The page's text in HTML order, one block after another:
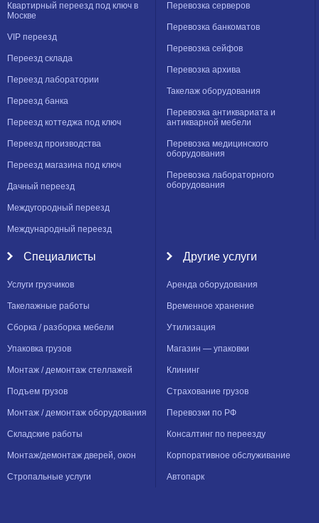
Квартирный переезд под ключ в
Москве
VIP переезд
Переезд склада
Переезд лаборатории
Переезд банка
Переезд коттеджа под ключ
Переезд производства
Переезд магазина под ключ
Дачный переезд
Междугородный переезд
Международный переезд
Перевозка серверов
Перевозка банкоматов
Перевозка сейфов
Перевозка архива
Такелаж оборудования
Перевозка антиквариата и
антикварной мебели
Перевозка медицинского
оборудования
Перевозка лабораторного
оборудования
Специалисты
Услуги грузчиков
Такелажные работы
Сборка / разборка мебели
Упаковка грузов
Монтаж / демонтаж стеллажей
Подъем грузов
Монтаж / демонтаж оборудования
Складские работы
Монтаж/демонтаж дверей, окон
Стропальные услуги
Другие услуги
Аренда оборудования
Временное хранение
Утилизация
Магазин — упаковки
Клининг
Страхование грузов
Перевозки по РФ
Консалтинг по переезду
Корпоративное обслуживание
Автопарк